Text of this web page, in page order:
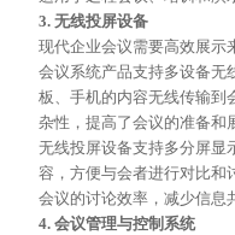
3. 无线投屏设备
现代企业会议需要高效展示
会议系统产品支持多设备无
板、手机的内容无线传输到
杂性，提高了会议的准备和
无线投屏设备支持多分屏显
容，方便与会者进行对比和
会议的讨论效率，减少信息
4. 会议管理与控制系统